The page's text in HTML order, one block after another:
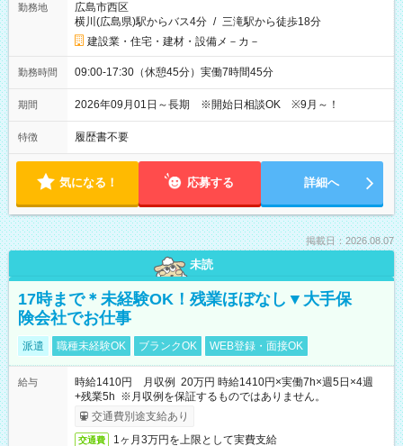
勤務地
広島市西区
横川(広島県)駅からバス4分 / 三滝駅から徒歩18分
建設業・住宅・建材・設備メ－カ－
勤務時間 09:00-17:30（休憩45分）実働7時間45分
期間 2026年09月01日～長期 ※開始日相談OK ※9月～！
特徴 履歴書不要
気になる！ 応募する 詳細へ
掲載日：2026.08.07
未読
17時まで＊未経験OK！残業ほぼなし▼大手保
険会社でお仕事
派遣 職種未経験OK ブランクOK WEB登録・面接OK
給与
時給1410円 月収例 20万円 時給1410円×実働7h×週5日×4週
+残業5h ※月収例を保証するものではありません。
交通費別途支給あり
交通費 1ヶ月3万円を上限として実費支給